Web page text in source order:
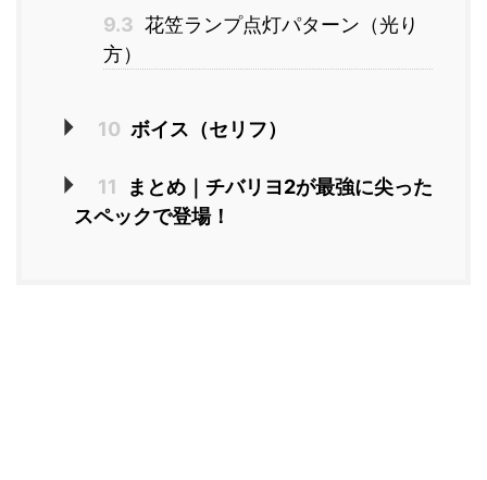
9.3 花笠ランプ点灯パターン（光り
方）
10 ボイス（セリフ）
11
まとめ｜チバリヨ2が最強に尖った
スペックで登場！